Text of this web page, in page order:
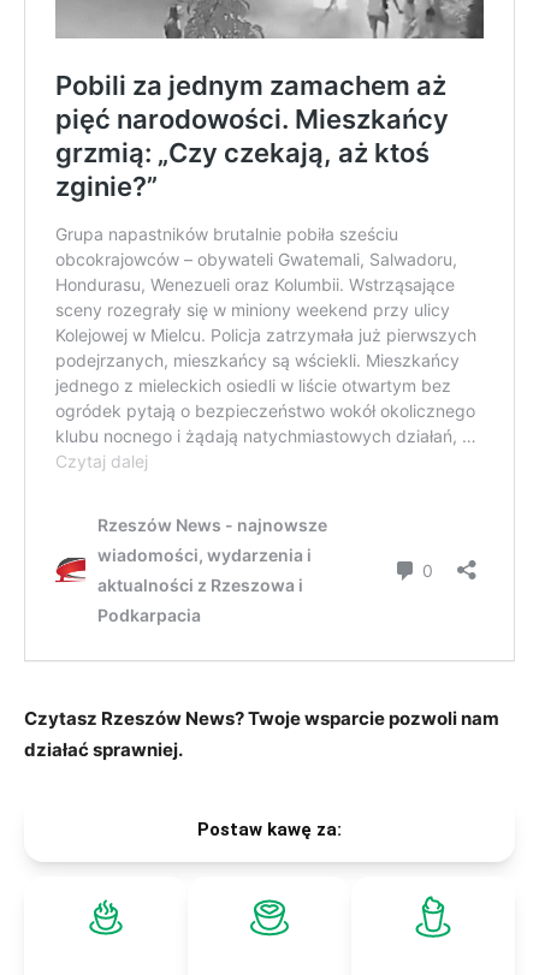
Czytasz Rzeszów News? Twoje wsparcie pozwoli nam
działać sprawniej.
Postaw kawę za: